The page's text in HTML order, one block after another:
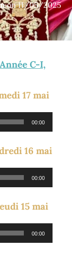
on11/05/2025
C-I,
17 mai
00:00
16 mai
00:00
15 mai
00:00